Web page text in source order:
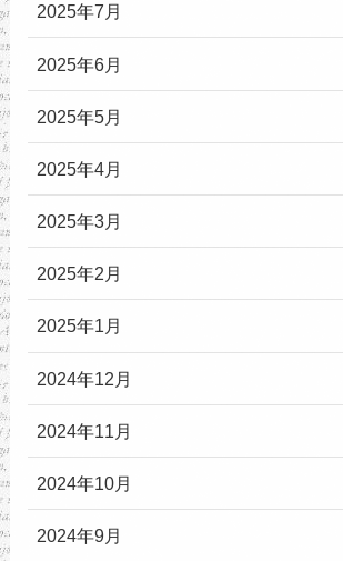
2025年7月
2025年6月
2025年5月
2025年4月
2025年3月
2025年2月
2025年1月
2024年12月
2024年11月
2024年10月
2024年9月